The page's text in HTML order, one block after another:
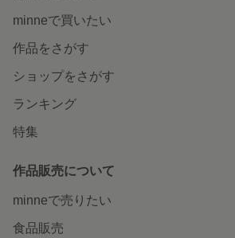
minneで買いたい
作品をさがす
ショップをさがす
ランキング
特集
作品販売について
minneで売りたい
食品販売